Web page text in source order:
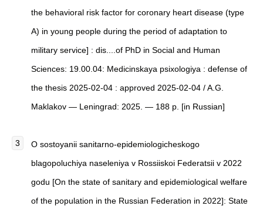
the behavioral risk factor for coronary heart disease (type
A) in young people during the period of adaptation to
military service] : dis....of PhD in Social and Human
Sciences: 19.00.04: Medicinskaya psixologiya : defense of
the thesis 2025-02-04 : approved 2025-02-04 / A.G.
Maklakov — Leningrad: 2025. — 188 p. [in Russian]
O sostoyanii sanitarno-epidemiologicheskogo
blagopoluchiya naseleniya v Rossiiskoi Federatsii v 2022
godu [On the state of sanitary and epidemiological welfare
of the population in the Russian Federation in 2022]: State